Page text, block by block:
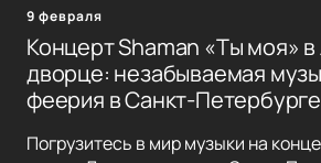
9 февраля
Концерт Shaman «Ты моя»
дворце: незабываемая
феерия в Санкт-Петербурге
Погрузитесь в мир музыки на